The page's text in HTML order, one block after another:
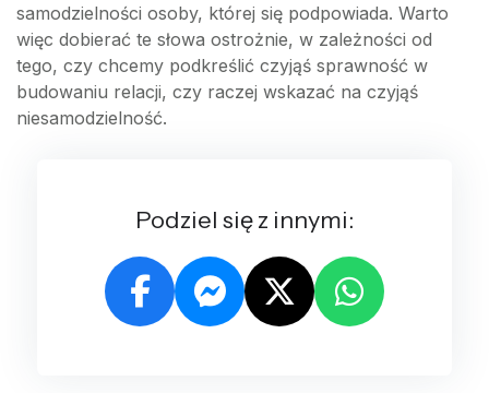
samodzielności osoby, której się podpowiada. Warto
więc dobierać te słowa ostrożnie, w zależności od
tego, czy chcemy podkreślić czyjąś sprawność w
budowaniu relacji, czy raczej wskazać na czyjąś
niesamodzielność.
Podziel się z innymi: